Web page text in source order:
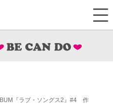
『ラブ・ソングス2』#4 作